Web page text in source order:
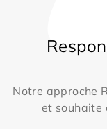
Notre approche
et souhaite